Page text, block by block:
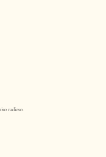
radioso.